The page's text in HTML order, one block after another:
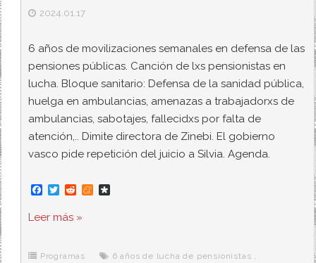
2024.01.17
6 años de movilizaciones semanales en defensa de las
pensiones públicas. Canción de lxs pensionistas en
lucha. Bloque sanitario: Defensa de la sanidad pública,
huelga en ambulancias, amenazas a trabajadorxs de
ambulancias, sabotajes, fallecidxs por falta de
atención,.. Dimite directora de Zinebi. El gobierno
vasco pide repetición del juicio a Silvia. Agenda.
F
c
e
o
T
i
t
r
R
d
M
e
r
Leer más »
Programas 6 años de lucha de pensionistas ,